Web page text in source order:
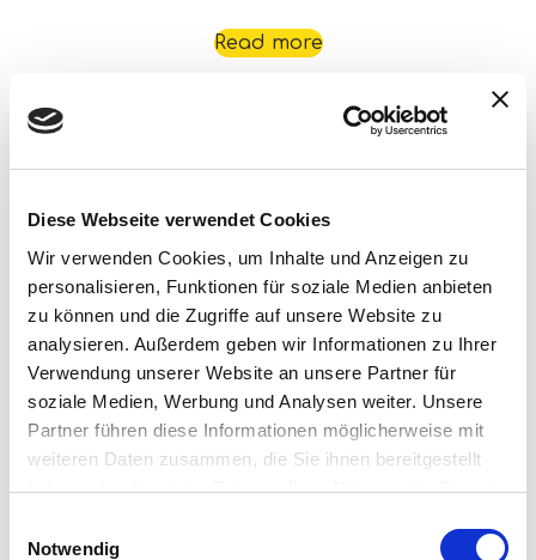
Diese Webseite verwendet Cookies
Wir verwenden Cookies, um Inhalte und Anzeigen zu
personalisieren, Funktionen für soziale Medien anbieten
zu können und die Zugriffe auf unsere Website zu
analysieren. Außerdem geben wir Informationen zu Ihrer
Verwendung unserer Website an unsere Partner für
soziale Medien, Werbung und Analysen weiter. Unsere
Partner führen diese Informationen möglicherweise mit
weiteren Daten zusammen, die Sie ihnen bereitgestellt
haben oder die sie im Rahmen Ihrer Nutzung der Dienste
Notwendig
Read more
Barbie Bijoux We Dream Together
Read more